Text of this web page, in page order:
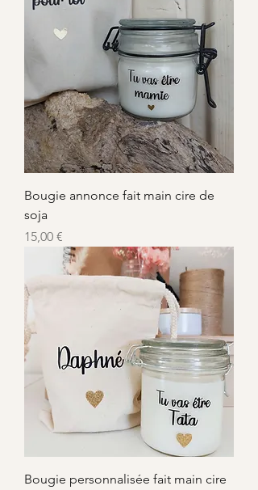
Bougie annonce fait main cire de
soja
Prix
15,00 €
Bougie personnalisée fait main cire